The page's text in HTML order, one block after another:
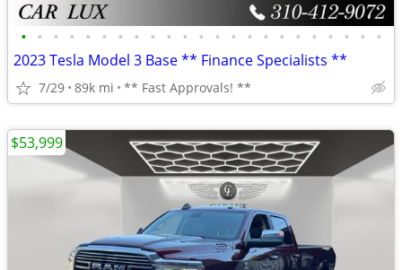
• • • • • • • • • • • • • • • • • • • • • • •
2023 Tesla Model 3 Base ** Finance Specialists **
7/29 89k mi ** Fast Approvals! **
$53,999